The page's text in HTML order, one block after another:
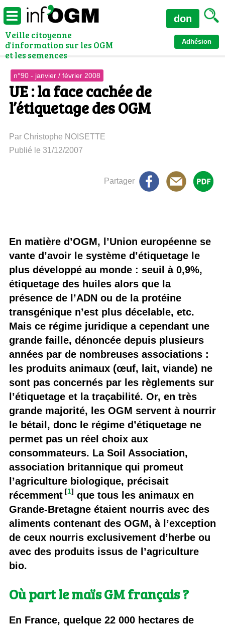
Veille citoyenne
d'information sur les OGM
et les semences
Adhésion
don
n°90 - janvier / février 2008
UE : la face cachée de
l’étiquetage des OGM
Par Christophe NOISETTE
Publié le 31/12/2007
Partager
En matière d’OGM, l’Union européenne se
vante d’avoir le système d’étiquetage le
plus développé au monde : seuil à 0,9%,
étiquetage des huiles alors que la
présence de l’ADN ou de la protéine
transgénique n’est plus décelable, etc.
Mais ce régime juridique a cependant une
grande faille, dénoncée depuis plusieurs
années par de nombreuses associations :
les produits animaux (œuf, lait, viande) ne
sont pas concernés par les règlements sur
l’étiquetage et la traçabilité. Or, en très
grande majorité, les OGM servent à nourrir
le bétail, donc le régime d’étiquetage ne
permet pas un réel choix aux
consommateurs. La Soil Association,
association britannique qui promeut
l’agriculture biologique, précisait
récemment [1] que tous les animaux en
Grande-Bretagne étaient nourris avec des
aliments contenant des OGM, à l’exception
de ceux nourris exclusivement d’herbe ou
avec des produits issus de l’agriculture
bio.
Où part le maïs GM français ?
En France, quelque 22 000 hectares de